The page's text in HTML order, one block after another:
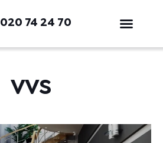
020 74 24 70
VVS